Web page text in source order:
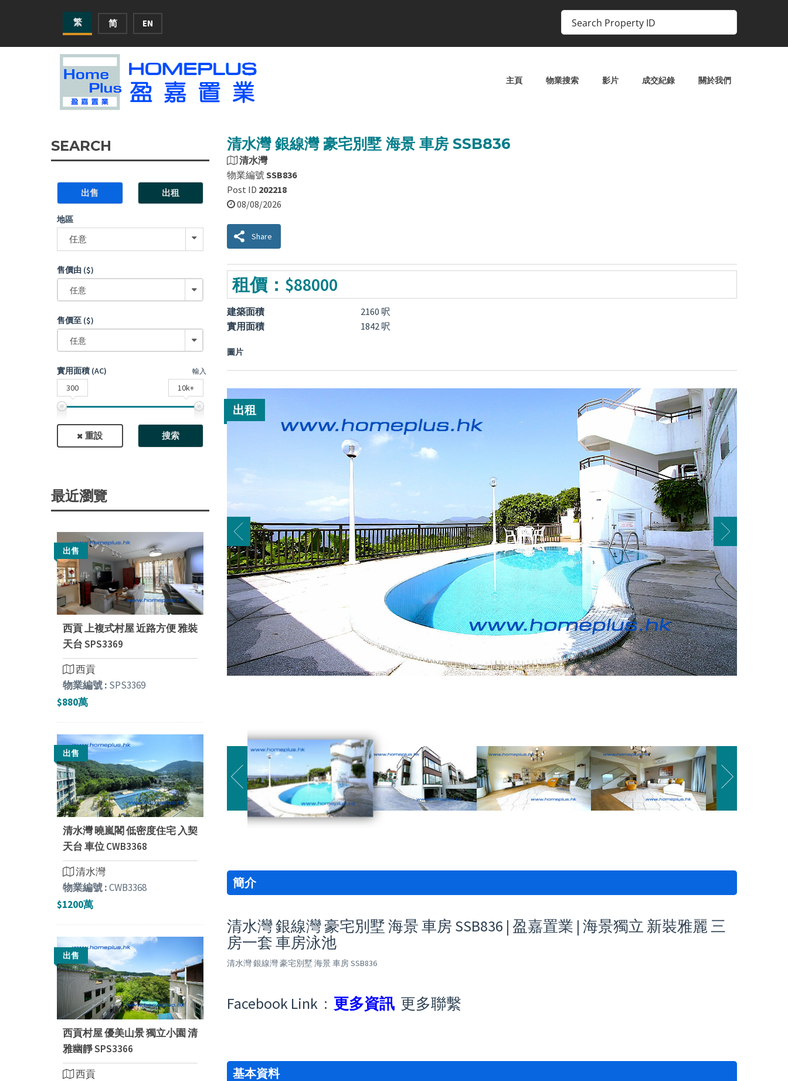
繁 简 EN
主頁 物業搜索 影片 成交紀錄 關於我們
清水灣 銀線灣 豪宅別墅 海景 車房 SSB836
清水灣
物業編號SSB836
Post ID 202218
08/08/2026
Share
租價：$88000
建築面積
2160 呎
實用面積
1842 呎
圖片
出租
簡介
清水灣 銀線灣 豪宅別墅 海景 車房 SSB836 | 盈嘉置業 | 海景獨立 新裝雅麗 三
房一套 車房泳池
清水灣 銀線灣 豪宅別墅 海景 車房 SSB836
Facebook Link : 更多資訊 更多聯繫
基本資料
SEARCH
出售 出租
地區
任意
售價由 ($)
任意
售價至 ($)
任意
實用面積 (AC) 輸入
300 10k+
重設 搜索
最近瀏覽
出售
西貢 上複式村屋 近路方便 雅裝
天台 SPS3369
西貢
物業編號 : SPS3369
$880萬
出售
清水灣 曉嵐閣 低密度住宅 入契
天台 車位 CWB3368
清水灣
物業編號 :CWB3368
$1200萬
出售
西貢村屋 優美山景 獨立小園 清
雅幽靜 SPS3366
西貢